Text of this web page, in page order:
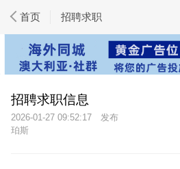
首页 招聘求职
招聘求职信息
2026-01-27 09:52:17
珀斯